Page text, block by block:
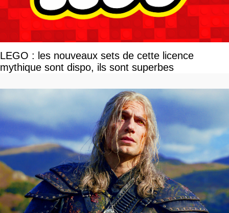
LEGO : les nouveaux sets de cette licence
mythique sont dispo, ils sont superbes